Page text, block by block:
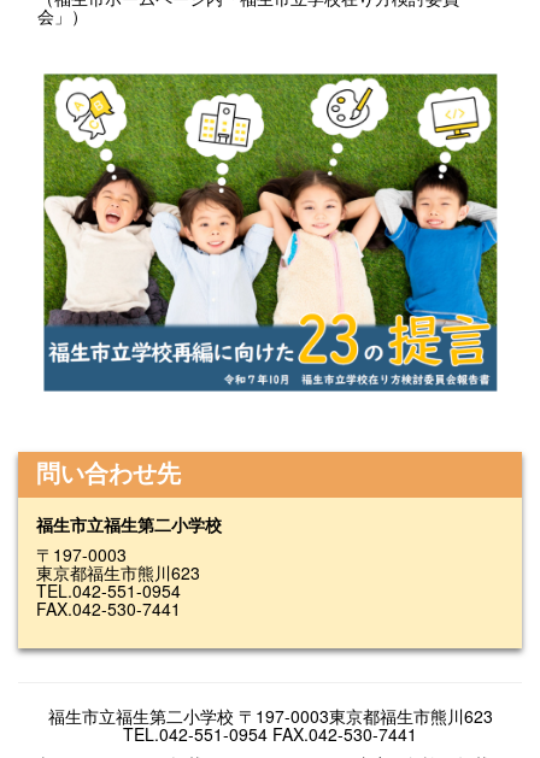
会」）
問い合わせ先
福生市立福生第二小学校
〒197-0003
東京都福生市熊川623
TEL.042-551-0954
FAX.042-530-7441
福生市立福生第二小学校 〒197-0003東京都福生市熊川623
TEL.042-551-0954 FAX.042-530-7441